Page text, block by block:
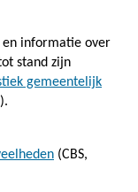
en informatie over
stand zijn
gemeentelijk
(CBS,